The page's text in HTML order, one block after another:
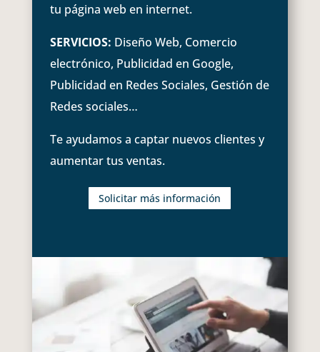
tu página web en internet.
SERVICIOS: Diseño Web, Comercio
electrónico, Publicidad en Google,
Publicidad en Redes Sociales, Gestión de
Redes sociales…
Te ayudamos a captar nuevos clientes y
aumentar tus ventas.
Solicitar más información